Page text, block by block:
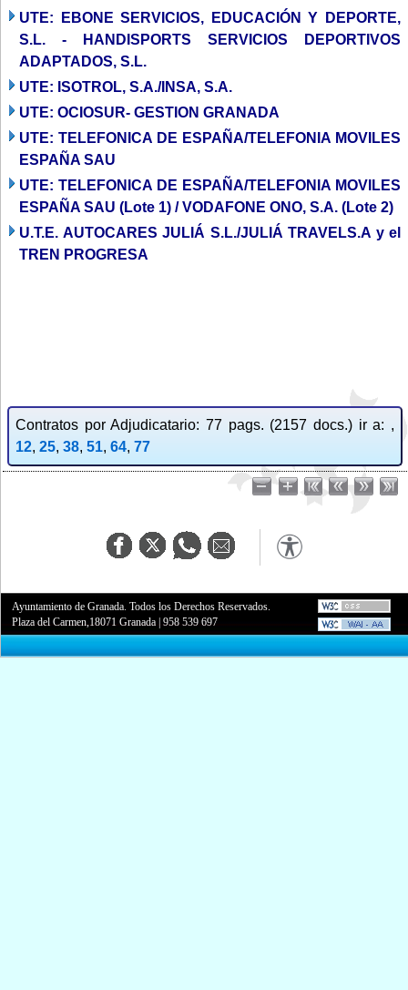
UTE: EBONE SERVICIOS, EDUCACIÓN Y DEPORTE,
S.L. - HANDISPORTS SERVICIOS DEPORTIVOS
ADAPTADOS, S.L.
UTE: ISOTROL, S.A./INSA, S.A.
UTE: OCIOSUR- GESTION GRANADA
UTE: TELEFONICA DE ESPAÑA/TELEFONIA MOVILES
ESPAÑA SAU
UTE: TELEFONICA DE ESPAÑA/TELEFONIA MOVILES
ESPAÑA SAU (Lote 1) / VODAFONE ONO, S.A. (Lote 2)
U.T.E. AUTOCARES JULIÁ S.L./JULIÁ TRAVELS.A y el
TREN PROGRESA
Contratos por Adjudicatario: 77 pags. (2157 docs.) ir a: ,
12, 25, 38, 51, 64, 77
Ayuntamiento de Granada. Todos los Derechos Reservados.
Plaza del Carmen,18071 Granada |958 539 697